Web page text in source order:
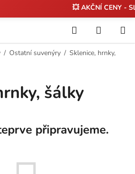
💥 AKČNÍ CENY -
Hledat
KOŠÍK
/ Ostatní suvenýry / Sklenice, hrnky,
šálky
připravujeme.